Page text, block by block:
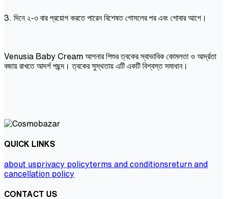
3. দিনে ২-৩ বার প্রয়োগ করতে পারেন বিশেষত গোসলের পর এবং শোবার আগে।
Venusia Baby Cream আপনার শিশুর ত্বকের স্বাভাবিক কোমলতা ও আর্দ্রতা
বজায় রাখতে আদর্শ পছন্দ। ত্বকের সুস্থতায় এটি একটি বিশ্বস্ত সমাধান।
QUICK LINKS
about usprivacy policyterms and conditionsreturn and
cancellation policy
CONTACT US